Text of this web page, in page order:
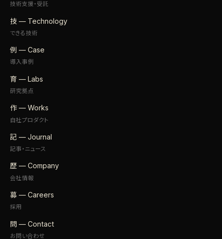
技術支援・受託
技 — Technology
できる技術
例 — Case
導入事例
育 — Labs
研究拠点
作 — Works
自社プロダクト
記 — Journal
記事・ニュース
歴 — Company
会社情報
募 — Careers
採用
問 — Contact
お問い合わせ